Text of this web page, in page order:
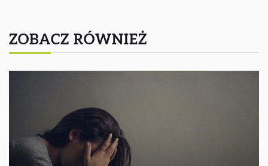
ZOBACZ RÓWNIEŻ